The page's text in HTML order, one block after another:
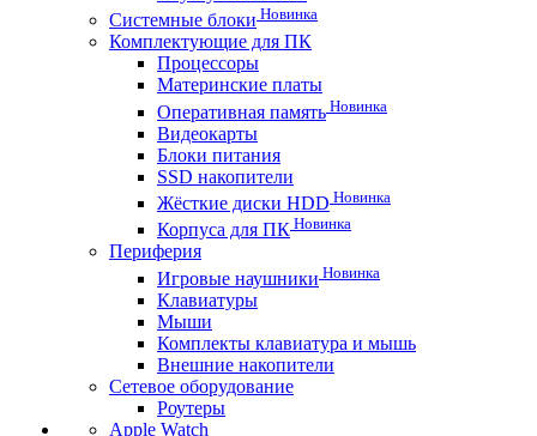
Системные блоки Новинка
Комплектующие для ПК
Процессоры
Материнские платы
Оперативная память Новинка
Видеокарты
Блоки питания
SSD накопители
Жёсткие диски HDD Новинка
Корпуса для ПК Новинка
Периферия
Игровые наушники Новинка
Клавиатуры
Мыши
Комплекты клавиатура и мышь
Внешние накопители
Сетевое оборудование
Роутеры
Apple Watch